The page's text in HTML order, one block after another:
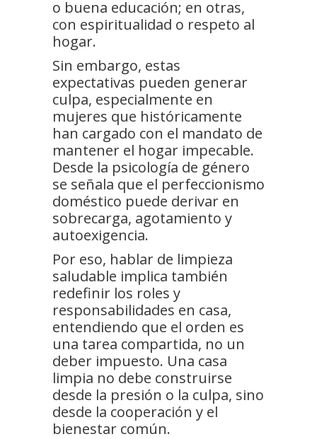
o buena educación; en otras,
con espiritualidad o respeto al
hogar.
Sin embargo, estas
expectativas pueden generar
culpa, especialmente en
mujeres que históricamente
han cargado con el mandato de
mantener el hogar impecable.
Desde la psicología de género
se señala que el perfeccionismo
doméstico puede derivar en
sobrecarga, agotamiento y
autoexigencia.
Por eso, hablar de limpieza
saludable implica también
redefinir los roles y
responsabilidades en casa,
entendiendo que el orden es
una tarea compartida, no un
deber impuesto. Una casa
limpia no debe construirse
desde la presión o la culpa, sino
desde la cooperación y el
bienestar común.